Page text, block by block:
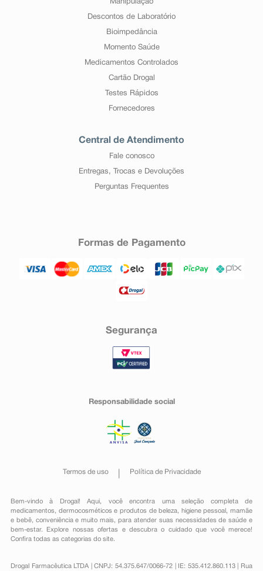
Manipulação
Descontos de Laboratório
Bioimpedância
Momento Saúde
Medicamentos Controlados
Cartão Drogal
Testes Rápidos
Fornecedores
Central de Atendimento
Fale conosco
Entregas, Trocas e Devoluções
Perguntas Frequentes
Formas de Pagamento
Segurança
Responsabilidade social
Termos de uso Política de Privacidade
Bem-vindo à Drogal! Aqui, você encontra uma seleção completa de
medicamentos , dermocosméticos e produtos de beleza, higiene pessoal ,mamãe
e bebê, conveniênciae muito mais, para atender suas necessidades de saúde e
bem-estar. Explore nossas ofertas e descubra o cuidado que você merece!
Confira todas as categorias do site.
Drogal Farmacêutica LTDA | CNPJ: 54.375.647/0066-72 | IE: 535.412.860.113 | Rua